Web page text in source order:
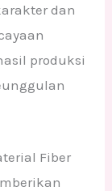
dan
produksi
Fiber